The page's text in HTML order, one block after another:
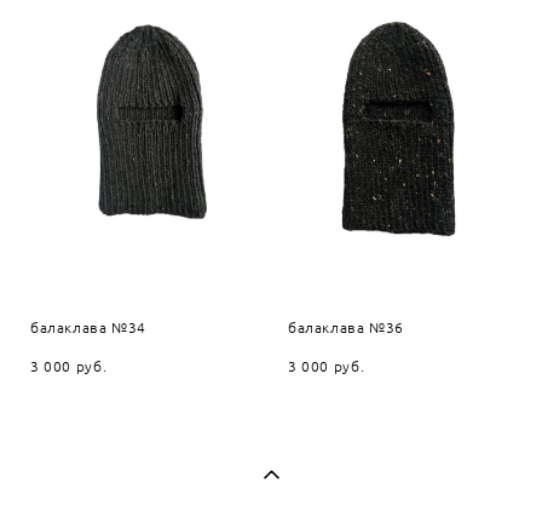
балаклава №34
3 000 pуб.
балаклава №36
3 000 pуб.